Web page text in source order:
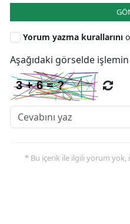
Yorum yazma kurallarını
Aşağıdaki görselde
* Bu içerik ile ilgili yorum yok,